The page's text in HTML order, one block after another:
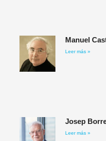
Manuel
Leer más »
Josep
Leer más »